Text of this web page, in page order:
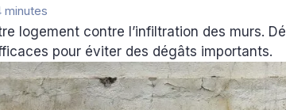
minutes
logement contre l’infiltration des murs.
pour éviter des dégâts importants.